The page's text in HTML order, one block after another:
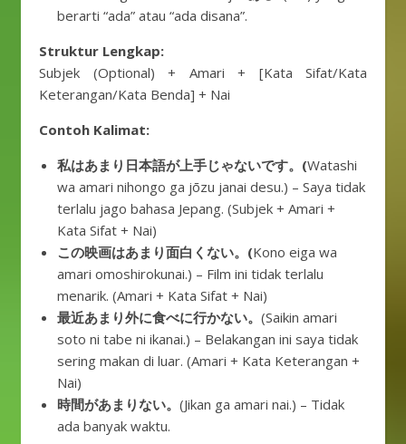
berarti “ada” atau “ada disana”.
Struktur Lengkap:
Subjek (Optional) + Amari + [Kata Sifat/Kata
Keterangan/Kata Benda] + Nai
Contoh Kalimat:
私はあまり日本語が上手じゃないです。(Watashi
wa amari nihongo ga jōzu janai desu.) – Saya tidak
terlalu jago bahasa Jepang. (Subjek + Amari +
Kata Sifat + Nai)
この映画はあまり面白くない。(Kono eiga wa
amari omoshirokunai.) – Film ini tidak terlalu
menarik. (Amari + Kata Sifat + Nai)
最近あまり外に食べに行かない。 (Saikin amari
soto ni tabe ni ikanai.) – Belakangan ini saya tidak
sering makan di luar. (Amari + Kata Keterangan +
Nai)
時間があまりない。 (Jikan ga amari nai.) – Tidak
ada banyak waktu.